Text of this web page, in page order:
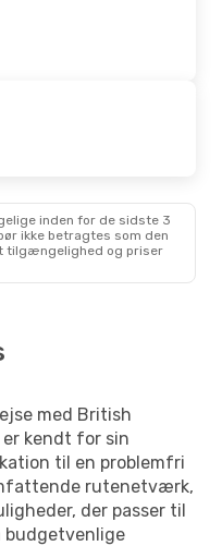
inden for de sidste 3
ikke betragtes som den
tilgængelighed og priser
med British
kendt for sin
til en problemfri
rutenetværk,
der passer til
budgetvenlige